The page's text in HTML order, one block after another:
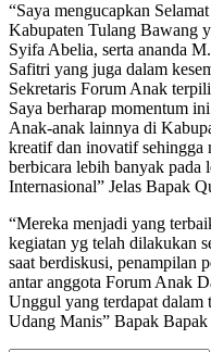
“Saya mengucapkan
Kabupaten Tulang Bawang
Syifa Abelia, serta ananda
Safitri yang juga dalam
Sekretaris Forum Anak
Saya berharap momentum
Anak-anak lainnya di
kreatif dan inovatif sehingga
berbicara lebih banyak pada
Internasional” Jelas Bapak
“Mereka menjadi yang
kegiatan yg telah dilakukan
saat berdiskusi, penampilan
antar anggota Forum Anak
Unggul yang terdapat
Udang Manis” Bapak